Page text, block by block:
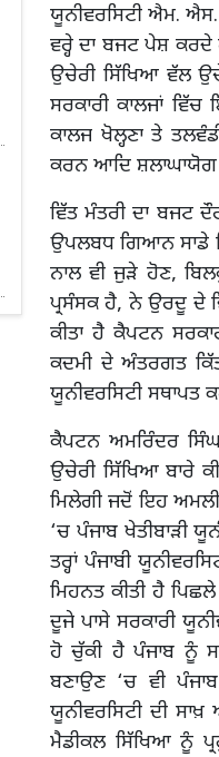
ਯੂਨੀਵਰਸਿਟੀ ਐਮ. ਐਸ.
ਵਰ੍ਹੇ ਦਾ ਬਜਟ ਪੇਸ਼ ਕਰਦੇ
ਉਚੇਰੀ ਸਿੱਖਿਆ ਵੱਲ
ਸਰਕਾਰੀ ਕਾਲਜਾਂ
ਕਾਲਜ ਖੋਲ੍ਹਣਾ ਤੇ
ਕਰਨ ਆਦਿ
ਵਿੱਤ ਮੰਤਰੀ ਦਾ ਬਜਟ
ਉਪਲਬਧ ਗਿਆਨ ਸਾਡੇ
ਨਾਲ ਵੀ ਜੁੜੇ ਹੋਣ,
ਪ੍ਰਸੰਸਕ ਹੈ, ਨੇ ਉਰਦੂ ਦੇ
ਕੀਤਾ ਹੈ ਕੈਪਟਨ
ਕਦਮੀ ਦੇ ਅੰਤਰਗਤ
ਯੂਨੀਵਰਸਿਟੀ ਸਥਾਪਤ
ਕੈਪਟਨ ਅਮਰਿੰਦਰ ਸਿੰਘ
ਉਚੇਰੀ ਸਿੱਖਿਆ ਬਾਰੇ
ਮਿਲੇਗੀ ਜਦੋਂ ਇਹ
‘ਚ ਪੰਜਾਬ ਖੇਤੀਬਾੜੀ
ਤਰ੍ਹਾਂ ਪੰਜਾਬੀ
ਮਿਹਨਤ ਕੀਤੀ ਹੈ
ਦੂਜੇ ਪਾਸੇ ਸਰਕਾਰੀ
ਹੋ ਚੁੱਕੀ ਹੈ ਪੰਜਾਬ ਨੂੰ
ਬਣਾਉਣ ‘ਚ ਵੀ
ਯੂਨੀਵਰਸਿਟੀ ਦੀ
ਮੈਡੀਕਲ ਸਿੱਖਿਆ ਨੂੰ